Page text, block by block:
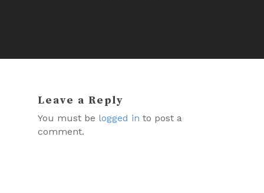
Leave a Reply
You must be logged in to post a
comment.